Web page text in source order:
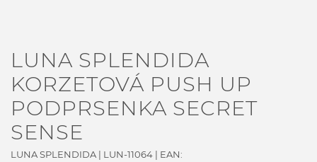
LUNA SPLENDIDA
KORZETOVÁ PUSH UP
PODPRSENKA SECRET
SENSE
LUNA SPLENDIDA | LUN-11064 | EAN: